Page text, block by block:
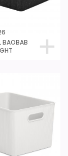
BAOBAB